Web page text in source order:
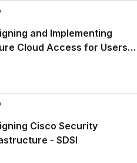
and Implementing
Cloud Access for Users
Cisco Security
- SDSI